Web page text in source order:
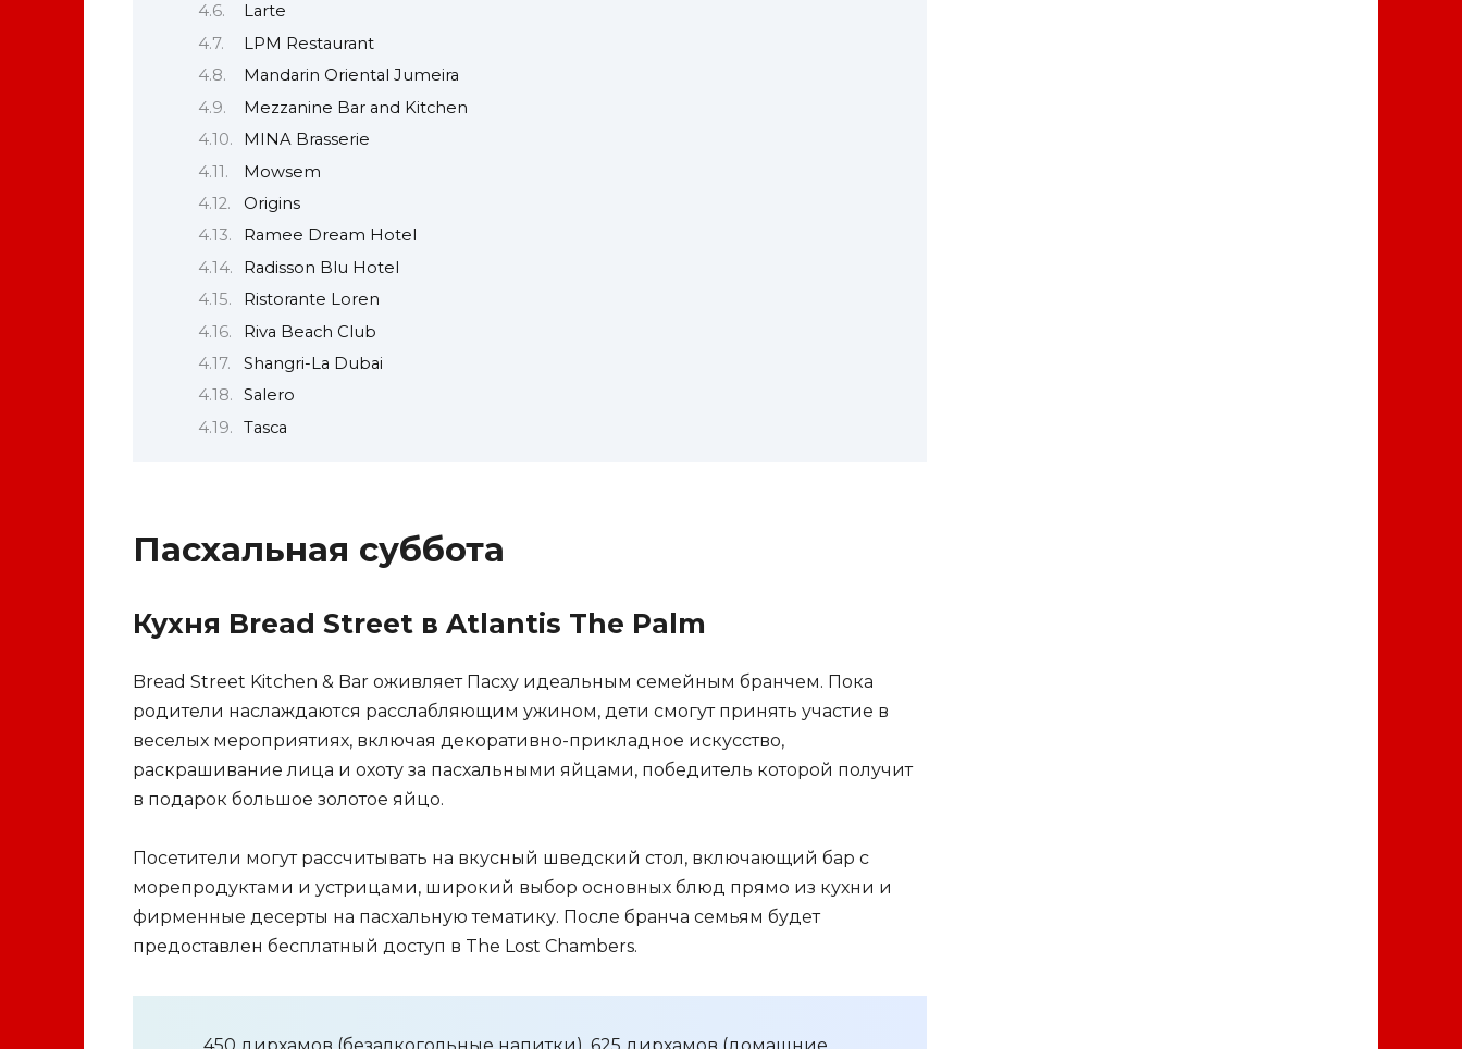
Larte
LPM Restaurant
Mandarin Oriental Jumeira
Mezzanine Bar and Kitchen
MINA Brasserie
Mowsem
Origins
Ramee Dream Hotel
Radisson Blu Hotel
Ristorante Loren
Riva Beach Club
Shangri-La Dubai
Salero
Tasca
Пасхальная суббота
Кухня Bread Street в Atlantis The Palm
Bread Street Kitchen & Bar оживляет Пасху идеальным семейным бранчем. Пока
родители наслаждаются расслабляющим ужином, дети смогут принять участие в
веселых мероприятиях, включая декоративно-прикладное искусство,
раскрашивание лица и охоту за пасхальными яйцами, победитель которой получит
в подарок большое золотое яйцо.
Посетители могут рассчитывать на вкусный шведский стол, включающий бар с
морепродуктами и устрицами, широкий выбор основных блюд прямо из кухни и
фирменные десерты на пасхальную тематику. После бранча семьям будет
предоставлен бесплатный доступ в The Lost Chambers.